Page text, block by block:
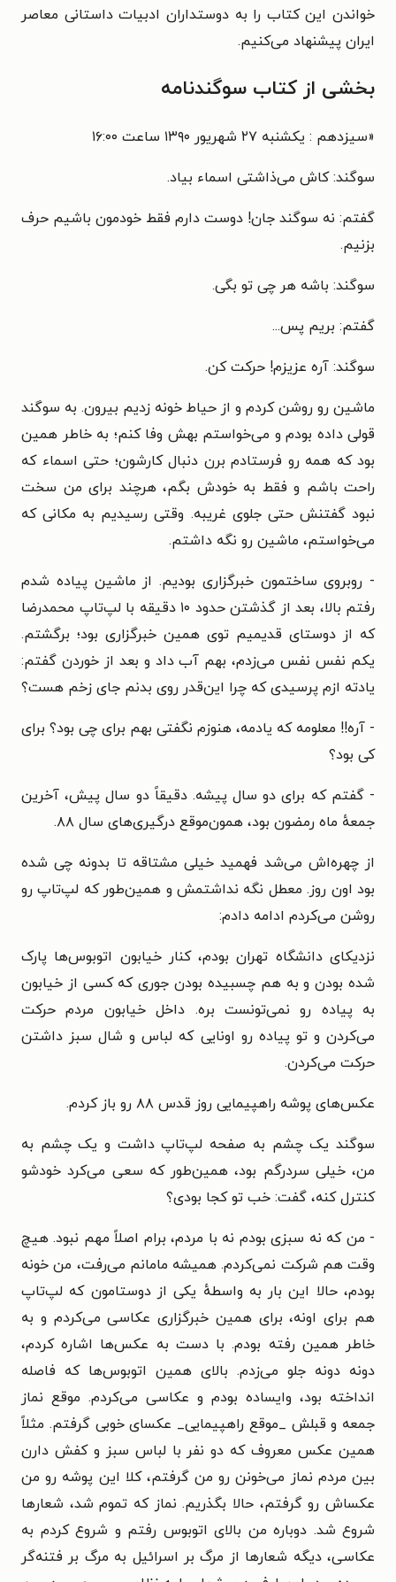
خواندن این کتاب را به دوستداران ادبیات داستانی معاصر
ایران پیشنهاد می‌کنیم.
بخشی از کتاب سوگندنامه
«سیزدهم : یکشنبه ۲۷ شهریور ۱۳۹۰ ساعت ۱۶:۰۰
سوگند: کاش می‌ذاشتی اسماء بیاد.
گفتم: نه سوگند جان! دوست دارم فقط خودمون باشیم حرف
بزنیم.
سوگند: باشه هر چی تو بگی.
گفتم: بریم پس...
سوگند: آره عزیزم! حرکت کن.
ماشین رو روشن کردم و از حیاط خونه زدیم بیرون. به سوگند
قولی داده بودم و می‌خواستم بهش وفا کنم؛ به خاطر همین
بود که همه رو فرستادم برن دنبال کارشون؛ حتی اسماء که
راحت باشم و فقط به خودش بگم، هرچند برای من سخت
نبود گفتنش حتی جلوی غریبه. وقتی رسیدیم به مکانی که
می‌خواستم، ماشین رو نگه داشتم.
- روبروی ساختمون خبرگزاری بودیم. از ماشین پیاده شدم
رفتم بالا، بعد از گذشتن حدود ۱۰ دقیقه با لپ‌تاپ محمدرضا
که از دوستای قدیمیم توی همین خبرگزاری بود؛ برگشتم.
یکم نفس نفس می‌زدم، بهم آب داد و بعد از خوردن گفتم:
یادته ازم پرسیدی که چرا این‌قدر روی بدنم جای زخم هست؟
- آره!! معلومه که یادمه، هنوزم نگفتی بهم برای چی بود؟ برای
کی بود؟
- گفتم که برای دو سال پیشه. دقیقاً دو سال پیش، آخرین
جمعهٔ ماه رمضون بود، همون‌موقع درگیری‌های سال ۸۸.
از چهره‌اش می‌شد فهمید خیلی مشتاقه تا بدونه چی شده
بود اون روز. معطل نگه نداشتمش و همین‌طور که لپ‌تاپ رو
روشن می‌کردم ادامه دادم:
نزدیکای دانشگاه تهران بودم، کنار خیابون اتوبوس‌ها پارک
شده بودن و به هم چسبیده بودن جوری که کسی از خیابون
به پیاده رو نمی‌تونست بره. داخل خیابون مردم حرکت
می‌کردن و تو پیاده رو اونایی که لباس و شال سبز داشتن
حرکت می‌کردن.
عکس‌های پوشه راهپیمایی روز قدس ۸۸ رو باز کردم.
سوگند یک چشم به صفحه لپ‌تاپ داشت و یک چشم به
من، خیلی سردرگم بود، همین‌طور که سعی می‌کرد خودشو
کنترل کنه، گفت: خب تو کجا بودی؟
- من که نه سبزی بودم نه با مردم، برام اصلاً مهم نبود. هیچ
وقت هم شرکت نمی‌کردم. همیشه مامانم می‌رفت، من خونه
بودم، حالا این بار به واسطهٔ یکی از دوستامون که لپ‌تاپ
هم برای اونه، برای همین خبرگزاری عکاسی می‌کردم و به
خاطر همین رفته بودم. با دست به عکس‌ها اشاره کردم،
دونه دونه جلو می‌زدم. بالای همین اتوبوس‌ها که فاصله
انداخته بود، وایساده بودم و عکاسی می‌کردم. موقع نماز
جمعه و قبلش _موقع راهپیمایی_ عکسای خوبی گرفتم. مثلاً
همین عکس معروف که دو نفر با لباس سبز و کفش دارن
بین مردم نماز می‌خونن رو من گرفتم، کلا این پوشه رو من
عکساش رو گرفتم، حالا بگذریم. نماز که تموم شد، شعارها
شروع شد. دوباره من بالای اتوبوس رفتم و شروع کردم به
عکاسی، دیگه شعارها از مرگ بر اسرائیل به مرگ بر فتنه‌گر